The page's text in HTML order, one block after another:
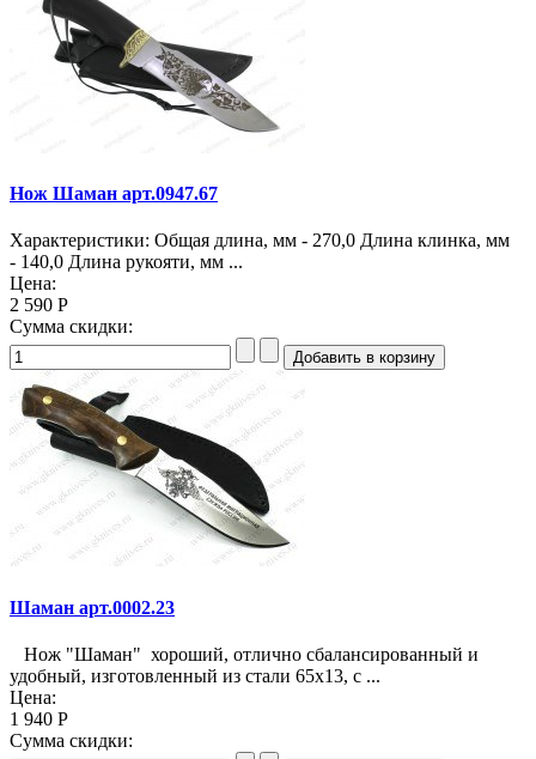
Нож Шаман арт.0947.67
Характеристики: Общая длина, мм - 270,0 Длина клинка, мм
- 140,0 Длина рукояти, мм ...
Цена:
2 590 Р
Сумма скидки:
Шаман арт.0002.23
Нож "Шаман" хороший, отлично сбалансированный и
удобный, изготовленный из стали 65х13, с ...
Цена:
1 940 Р
Сумма скидки: